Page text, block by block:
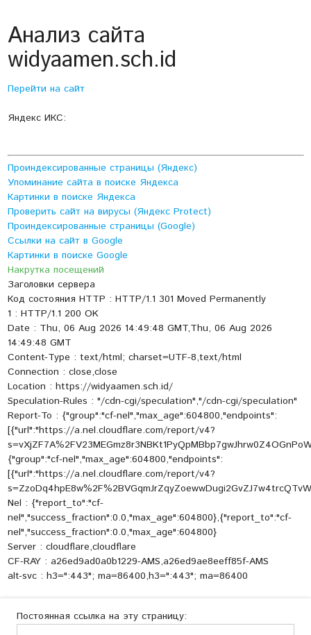
Анализ сайта
widyaamen.sch.id
Перейти на сайт
Яндекс ИКС:
Проиндексированные страницы (Яндекс)
Упоминание сайта в поиске Яндекса
Картинки в поиске Яндекса
Проверить сайт на вирусы (Яндекс Protect)
Проиндексированные страницы (Google)
Ссылки на сайт в Google
Картинки в поиске Google
Накрутка посещений
Заголовки сервера
Код состояния HTTP : HTTP/1.1 301 Moved Permanently
1 : HTTP/1.1 200 OK
Date : Thu, 06 Aug 2026 14:49:48 GMT,Thu, 06 Aug 2026
14:49:48 GMT
Content-Type : text/html; charset=UTF-8,text/html
Connection : close,close
Location : https://widyaamen.sch.id/
Speculation-Rules : "/cdn-cgi/speculation","/cdn-cgi/speculation"
Report-To : {"group":"cf-nel","max_age":604800,"endpoints":
[{"url":"https://a.nel.cloudflare.com/report/v4?
{"group":"cf-nel","max_age":604800,"endpoints":
[{"url":"https://a.nel.cloudflare.com/report/v4?
Nel : {"report_to":"cf-
nel","success_fraction":0.0,"max_age":604800},{"report_to":"cf-
nel","success_fraction":0.0,"max_age":604800}
Server : cloudflare,cloudflare
CF-RAY : a26ed9ad0a0b1229-AMS,a26ed9ae8eeff85f-AMS
alt-svc : h3=":443"; ma=86400,h3=":443"; ma=86400
Постоянная ссылка на эту страницу: